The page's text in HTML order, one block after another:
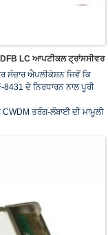
LC ਆਪਟੀਕਲ ਟ੍ਰਾਂਸਸੀਵਰ
ਸੰਚਾਰ ਐਪਲੀਕੇਸ਼ਨ ਜਿਵੇਂ ਕਿ
ਦੇ ਨਿਰਧਾਰਨ ਨਾਲ ਪੂਰੀ
ਤਰੰਗ-ਲੰਬਾਈ ਦੀ ਮਾਮੂਲੀ